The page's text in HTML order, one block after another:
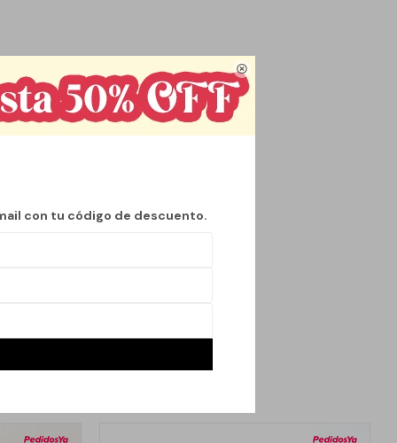

con tu código de descuento.
Diseñadas para
seguro durante
pies frescos y secos
en una
necesidades,
Ya sea que estés
estilo que